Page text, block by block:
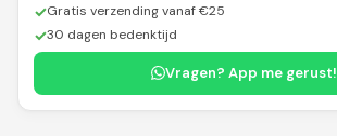
✓Gratis verzending vanaf €25
✓30 dagen bedenktijd
Vragen? App me gerust!